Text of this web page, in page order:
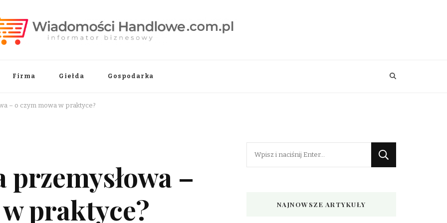
Firma Giełda Gospodarka
– o czym mowa w praktyce?
–
praktyce?
NAJNOWSZE ARTYKUŁY